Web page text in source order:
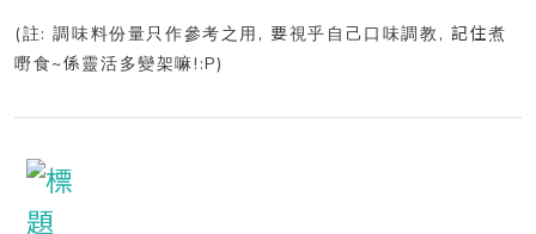
( 註 :調味料份量只作參考之用 , 要視乎自己口味調教 , 記住煮
嘢食 ~係 靈活多變架嘛!:P)